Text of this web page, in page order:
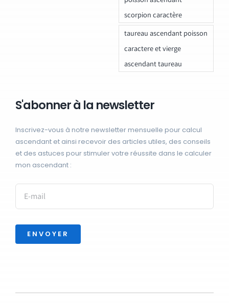
scorpion caractère
taureau ascendant poisson
caractere et vierge
ascendant taureau
S'abonner à la newsletter
Inscrivez-vous à notre newsletter mensuelle pour calcul
ascendant et ainsi recevoir des articles utiles, des conseils
et des astuces pour stimuler votre réussite dans le calculer
mon ascendant :
ENVOYER